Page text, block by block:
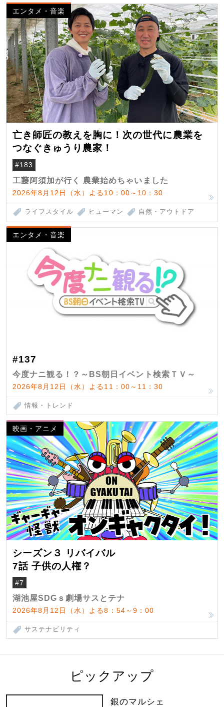
エンタメ・音楽
亡き師匠の教えを胸に！次の世代に農業を
つなぐきゅうり農家！
#183
工藤阿須加が行く 農業始めちゃいました
2026年8月12日（水）よる10：00～10：30
ライフスタイル ヒューマン 自然・アウトドア
エンタメ・音楽
#137
今度ナニ観る！？～BS朝日イベント検索ＴＶ～
2026年8月12日（水）よる11：00～11：30
情報・トレンド
映画・アニメ
シーズン３ リバイバル
7話 子供の人権？
#7
湖池屋SDGｓ劇場サスとテナ
2026年8月12日（水）よる8：54～9：00
サステナビリティ
ピックアップ
銀のマルシェ